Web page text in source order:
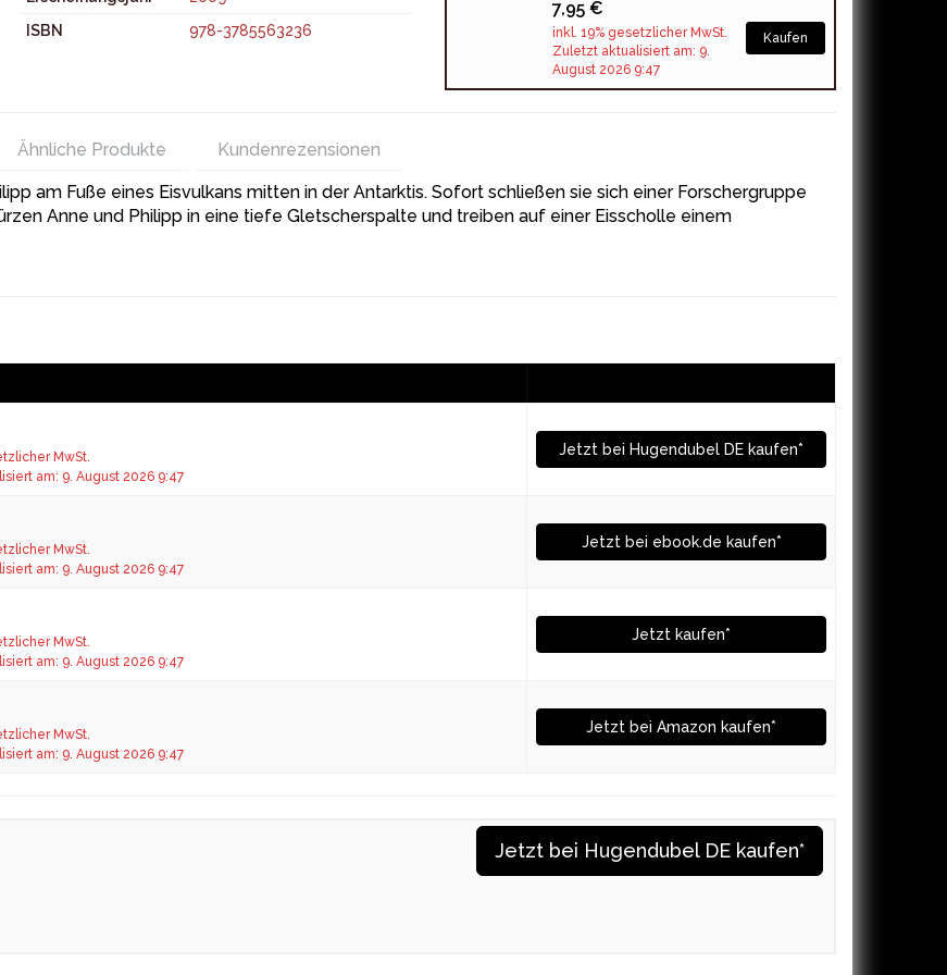
7,95 €
inkl. 19% gesetzlicher MwSt.
Zuletzt aktualisiert am: 9.
August 2026 9:47
Kaufen
ISBN
978-3785563236
Ähnliche Produkte Kundenrezensionen
am Fuße eines Eisvulkans mitten in der Antarktis. Sofort schließen sie sich einer Forschergruppe
Anne und Philipp in eine tiefe Gletscherspalte und treiben auf einer Eisscholle einem
MwSt.
am: 9. August 2026 9:47
Jetzt bei Hugendubel DE kaufen*
MwSt.
am: 9. August 2026 9:47
Jetzt bei ebook.de kaufen*
MwSt.
am: 9. August 2026 9:47
Jetzt kaufen*
MwSt.
am: 9. August 2026 9:47
Jetzt bei Amazon kaufen*
Jetzt bei Hugendubel DE kaufen*